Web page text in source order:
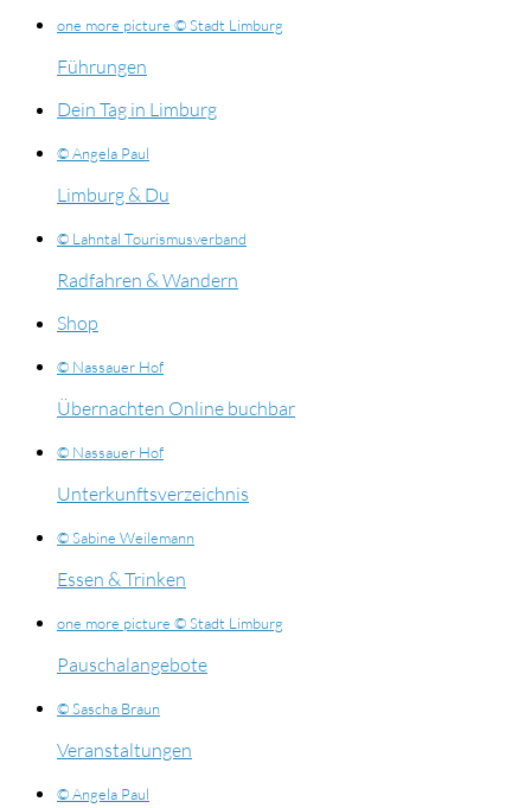
one more picture © Stadt Limburg
Führungen
Dein Tag in Limburg
© Angela Paul
Limburg & Du
© Lahntal Tourismusverband
Radfahren & Wandern
Shop
© Nassauer Hof
Übernachten Online buchbar
© Nassauer Hof
Unterkunftsverzeichnis
© Sabine Weilemann
Essen & Trinken
one more picture © Stadt Limburg
Pauschalangebote
© Sascha Braun
Veranstaltungen
© Angela Paul